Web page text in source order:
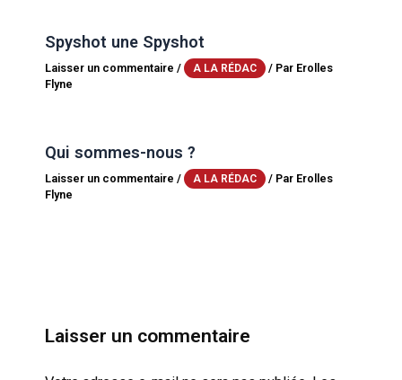
Spyshot une Spyshot
Laisser un commentaire / A LA RÉDAC / Par Erolles
Flyne
Qui sommes-nous ?
Laisser un commentaire / A LA RÉDAC / Par Erolles
Flyne
Laisser un commentaire